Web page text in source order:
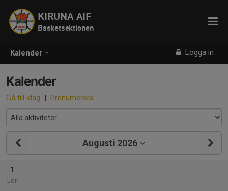
Kalender Logga in
KIRUNA AIF
Basketsektionen
Kalender
Gå till idag | Prenumerera
Augusti 2026
1
Lör